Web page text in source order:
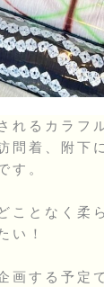
れるカラフ
問着、附下
す。
ことなく柔
い！
画する予定